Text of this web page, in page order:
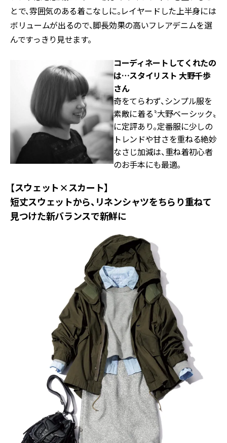
とで、雰囲気のある着こなしに。レイヤードした上半身には
ボリュームが出るので、脚長効果の高いフレアデニムを選
んですっきり見せます。
コーディネートしてくれたの
は…スタイリスト 大野千歩
さん
奇をてらわず、シンプル服を
素敵に着る〝大野ベーシック〟
に定評あり。定番服に少しの
トレンドや甘さを重ねる絶妙
なさじ加減は、重ね着初心者
のお手本にも最適。
【スウェット×スカート】
短丈スウェットから、リネンシャツをちらり重ねて
見つけた新バランスで新鮮に